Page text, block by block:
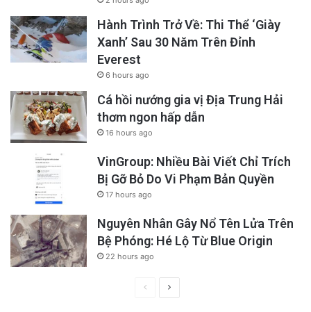
Hành Trình Trở Về: Thi Thể ‘Giày
Xanh’ Sau 30 Năm Trên Đỉnh
Everest
6 hours ago
Cá hồi nướng gia vị Địa Trung Hải
thơm ngon hấp dẫn
16 hours ago
VinGroup: Nhiều Bài Viết Chỉ Trích
Bị Gỡ Bỏ Do Vi Phạm Bản Quyền
17 hours ago
Nguyên Nhân Gây Nổ Tên Lửa Trên
Bệ Phóng: Hé Lộ Từ Blue Origin
22 hours ago
PreviousNext